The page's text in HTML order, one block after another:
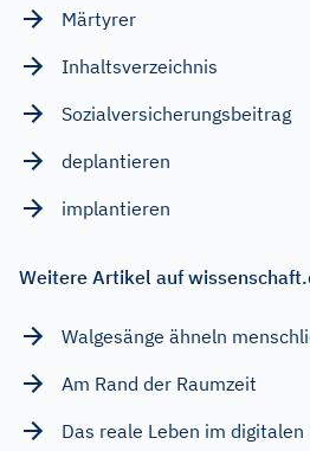
Märtyrer
Inhaltsverzeichnis
Sozialversicherungsbeitrag
deplantieren
implantieren
Weitere Artikel auf
Walgesänge ähneln
Am Rand der Raumzeit
Das reale Leben im digitalen